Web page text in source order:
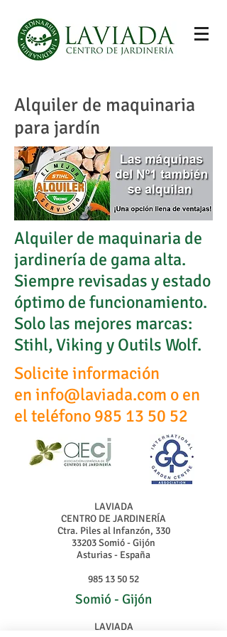
Alquiler de maquinaria
para jardín
Alquiler de maquinaria de
jardinería de gama alta.
Siempre revisadas y estado
óptimo de funcionamiento.
Solo las mejores marcas:
Stihl, Viking y Outils Wolf.
Solicite información
en info@laviada.com o en
el teléfono 985 13 50 52
LAVIADA
CENTRO DE JARDINERÍA
Ctra. Piles al Infanzón, 330
33203 Somió - Gijón
Asturias - España
985 13 50 52
Somió - Gijón
LAVIADA